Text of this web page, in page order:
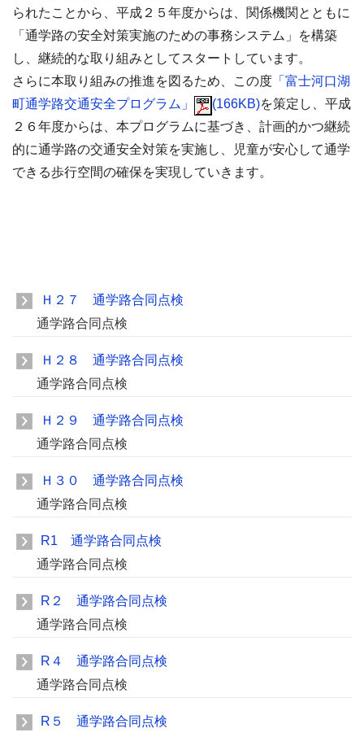
られたことから、平成２５年度からは、関係機関とともに
「通学路の安全対策実施のための事務システム」を構築
し、継続的な取り組みとしてスタートしています。
さらに本取り組みの推進を図るため、この度 「富士河口湖
町通学路交通安全プログラム」
(166KB)を策定し、平成
２６年度からは、本プログラムに基づき、計画的かつ継続
的に通学路の交通安全対策を実施し、児童が安心して通学
できる歩行空間の確保を実現していきます。
Ｈ２７ 通学路合同点検
通学路合同点検
Ｈ２８ 通学路合同点検
通学路合同点検
Ｈ２９ 通学路合同点検
通学路合同点検
Ｈ３０ 通学路合同点検
通学路合同点検
R1 通学路合同点検
通学路合同点検
R２ 通学路合同点検
通学路合同点検
R４ 通学路合同点検
通学路合同点検
R５ 通学路合同点検